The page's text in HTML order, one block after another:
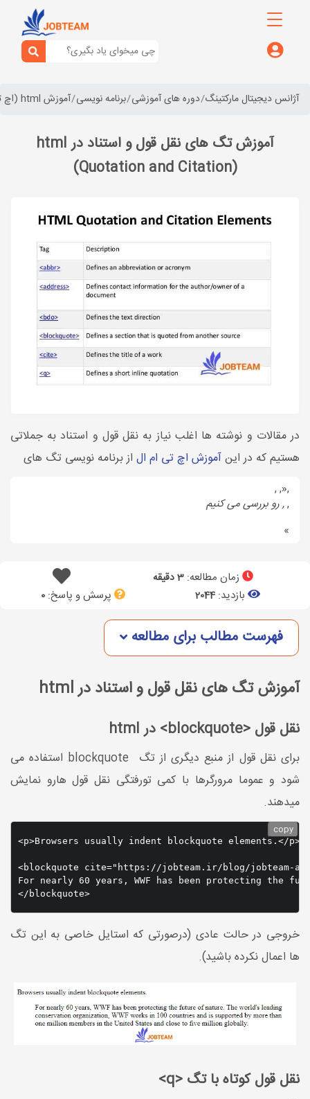
آژانس دیجیتال مارکتینگ دوره های آموزشی برنامه نویسی آموزش html (اچ تی ام ال)
آموزش تگ های نقل قول و استناد در html
(Quotation and Citation)
در مقالات و نوشته ها اغلب نیاز به نقل قول و استناد به جملاتی
هستیم که در اینآموزش اچ تی ام ال از برنامه نویسی تگ های
,
,
,
,
,رو بررسی می کنیم
زمان مطالعه: 3 دقیقه
بازدید:2044 پرسش و پاسخ:0
فهرست مطالب برای مطالعه
آموزش تگ های نقل قول و استناد در html
نقل قول <blockquote> در html
برای نقل قول از منبع دیگری از تگ blockquote استفاده می
شود و عموما مرورگرها با کمی تورفتگی نقل قول هارو نمایش
میدهند.
<p>Browsers usually indent blockquote elements.</p>
<blockquote cite="https://jobteam.ir/blog/jobteam-
For nearly 60 years, WWF has been protecting the
</blockquote>
copy
خروجی در حالت عادی (درصورتی که استایل خاصی به این تگ
ها اعمال نکرده باشید).
نقل قول کوتاه با تگ <q>